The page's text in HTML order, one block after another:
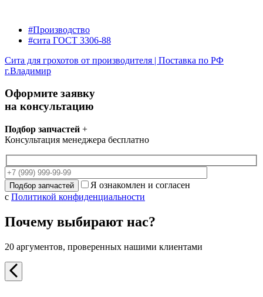
#Производство
#сита ГОСТ 3306-88
Сита для грохотов от производителя | Поставка по РФ
г.Владимир
Оформите заявку
на консультацию
Подбор запчастей +
Консультация менеджера бесплатно
Я ознакомлен и согласен
с Политикой конфиденциальности
Почему выбирают нас?
20 аргументов, проверенных нашими клиентами